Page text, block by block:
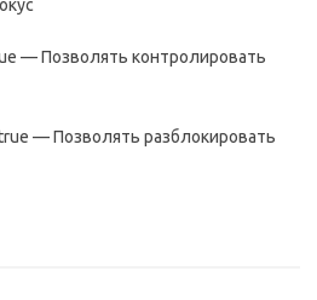
— Позволять контролировать
— Позволять разблокировать